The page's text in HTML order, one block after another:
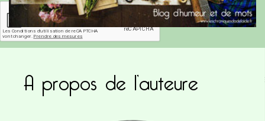
Ce site utilise Akismet pour réduire les
commentaires sont traitées
A propos de l’auteure